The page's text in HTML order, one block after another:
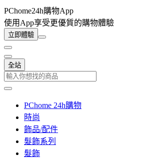
PChome24h購物App
使用App享受更優質的購物體驗
立即體驗
全站
PChome 24h購物
時尚
飾品/配件
髮飾系列
髮飾